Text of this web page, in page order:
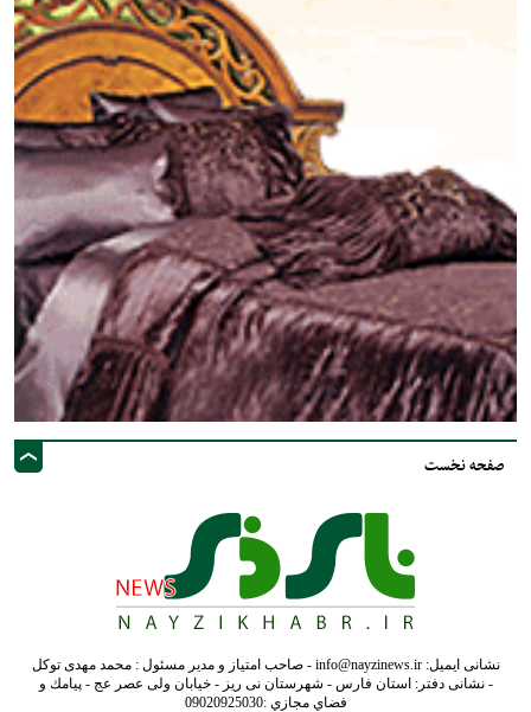
صفحه نخست
نشانی ایمیل: info@nayzinews.ir - صاحب امتیاز و مدیر مسئول : محمد مهدی توکل
- نشانی دفتر: استان فارس - شهرستان نی ریز - خیابان ولی عصر عج - پيامك و
فضاي مجازي :09020925030